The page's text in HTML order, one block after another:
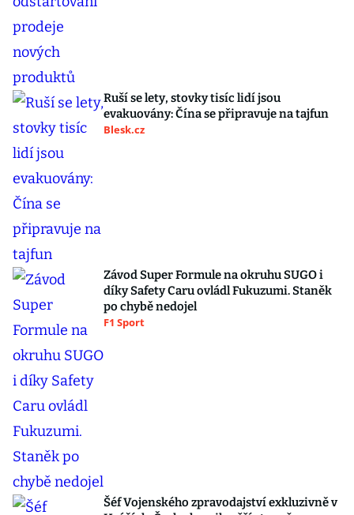
Ruší se lety, stovky tisíc lidí jsou
evakuovány: Čína se připravuje na tajfun
Blesk.cz
Závod Super Formule na okruhu SUGO i
díky Safety Caru ovládl Fukuzumi. Staněk
po chybě nedojel
F1 Sport
Šéf Vojenského zpravodajství exkluzivně v